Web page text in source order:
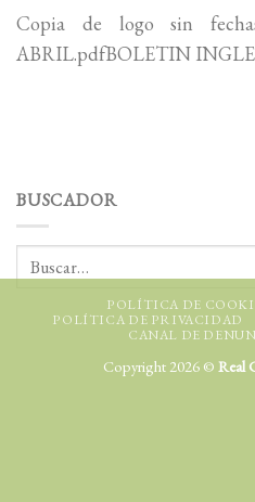
Copia de logo sin
ABRIL.pdfBOLETIN
BUSCADOR
POLÍTICA DE
POLÍTICA DE PRIVACIDAD
CANAL DE
Copyright 2026 © Real